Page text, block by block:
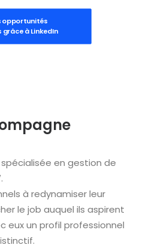
opportunités
à LinkedIn
spécialisée en gestion de
à redynamiser leur
le job auquel ils aspirent
eux un profil professionnel